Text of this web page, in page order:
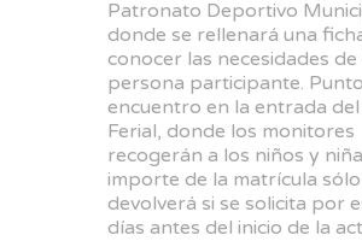
Patronato Deportivo
donde se rellenará una
conocer las necesidades de
persona participante.
encuentro en la entrada
Ferial, donde los monitores
recogerán a los niños y
importe de la matrícula sólo
devolverá si se solicita por
días antes del inicio de la